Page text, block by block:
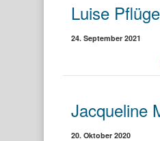
Luise
24. September 2021
Jacqueline
20. Oktober 2020